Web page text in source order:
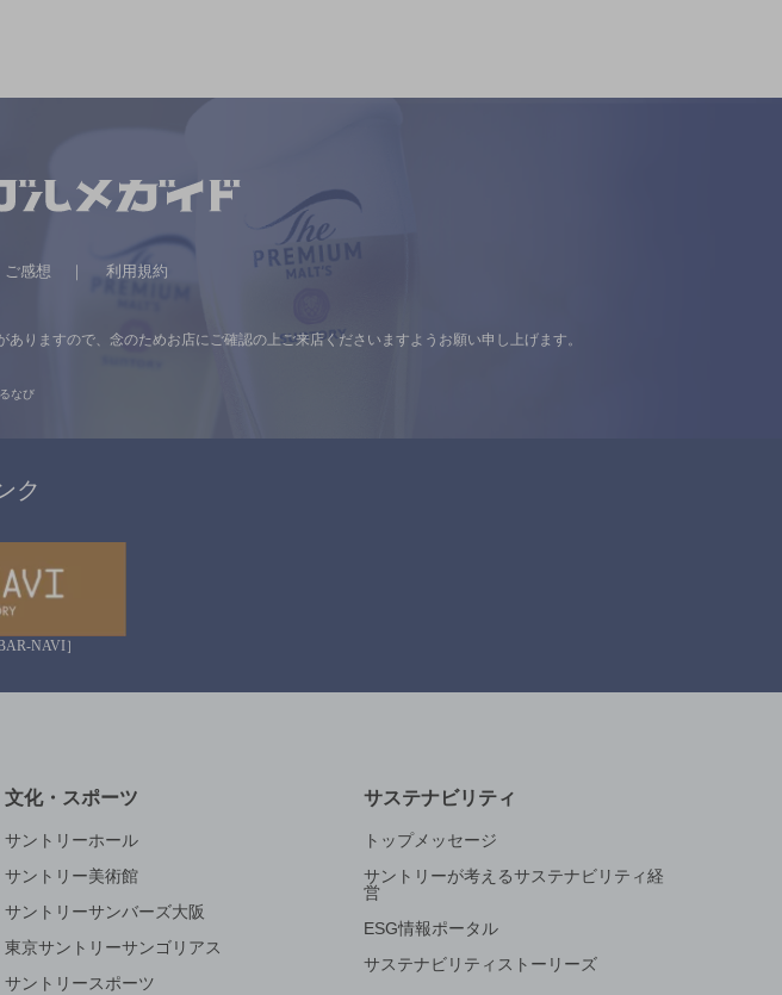
ご感想 利用規約
りますので、 念のためお店にご確認の上ご来店くださいますようお願い申し上げます。
なび
ク
NAVI］
文化・スポーツ
サントリーホール
サントリー美術館
サントリーサンバーズ大阪
東京サントリーサンゴリアス
サントリースポーツ
サステナビリティ
トップメッセージ
サントリーが考えるサステナビリティ経
営
ESG情報ポータル
サステナビリティストーリーズ